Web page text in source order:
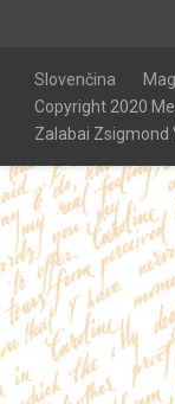
Slovenčina
Copyright 2020
Zalabai Zsigmond